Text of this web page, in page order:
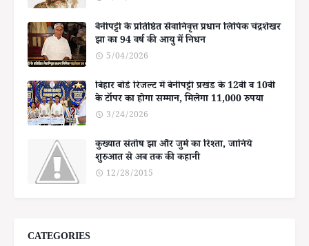
बेनीपट्टी के प्रतिष्ठित सेवानिवृत्त प्रधान लिपिक चंद्रशेखर
झा का 94 वर्ष की आयु में निधन
5/04/2026
बिहार बोर्ड रिजल्ट में बेनीपट्टी प्रखंड के 12वीं व 10वीं
के टॉपर का होगा सम्मान, मिलेगा 11,000 रुपया
3/24/2026
कुख्यात संतोष झा और जुर्म का रिश्ता, जानिये
शुरुआत से अब तक की कहानी
12/28/2015
CATEGORIES